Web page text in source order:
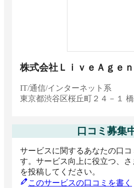
株式会社ＬｉｖｅＡｇｅｎ
IT/通信/インターネット系
東京都渋谷区桜丘町２４－１
口コミ募集
サービスに関するあなたの口コ
す。サービス向上に役立つ、
を投稿してください。
このサービスの口コミを書く